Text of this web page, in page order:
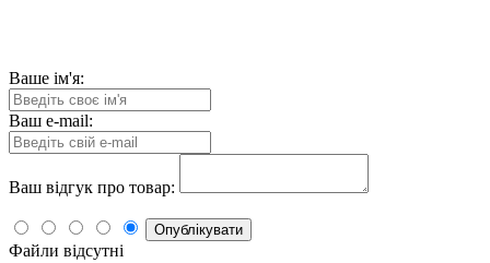
Ваше ім'я:
Ваш e-mail:
Ваш відгук про товар:
Опублікувати
Файли відсутні